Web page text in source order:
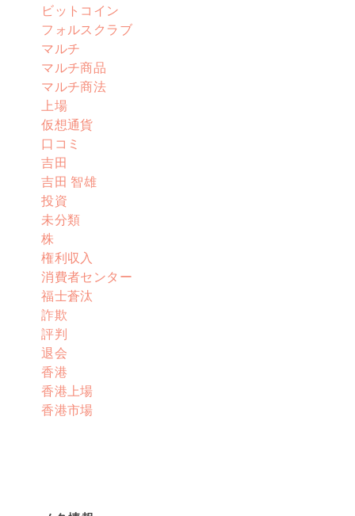
ビットコイン
フォルスクラブ
マルチ
マルチ商品
マルチ商法
上場
仮想通貨
口コミ
吉田
吉田 智雄
投資
未分類
株
権利収入
消費者センター
福士蒼汰
詐欺
評判
退会
香港
香港上場
香港市場